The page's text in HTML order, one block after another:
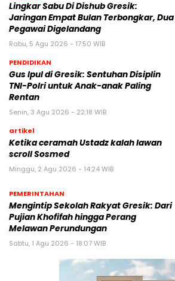
Lingkar Sabu Di Dishub Gresik:
Jaringan Empat Bulan Terbongkar, Dua
Pegawai Digelandang
Rabu, 5 Agu 2026 - 17:50 WIB
PENDIDIKAN
Gus Ipul di Gresik: Sentuhan Disiplin
TNI-Polri untuk Anak-anak Paling
Rentan
Senin, 3 Agu 2026 - 22:18 WIB
artikel
Ketika ceramah Ustadz kalah lawan
scroll Sosmed
Minggu, 2 Agu 2026 - 14:24 WIB
PEMERINTAHAN
Mengintip Sekolah Rakyat Gresik: Dari
Pujian Khofifah hingga Perang
Melawan Perundungan
Sabtu, 1 Agu 2026 - 18:07 WIB